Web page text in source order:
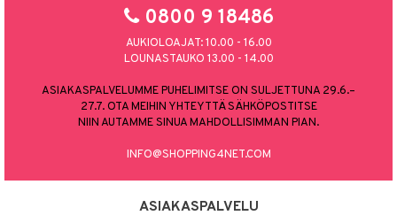
0800 9 18486
AUKIOLOAJAT: 10.00 - 16.00
LOUNASTAUKO 13.00 - 14.00
ASIAKASPALVELUMME PUHELIMITSE ON SULJETTUNA 29.6.–
27.7. OTA MEIHIN YHTEYTTÄ SÄHKÖPOSTITSE
NIIN AUTAMME SINUA MAHDOLLISIMMAN PIAN.
INFO@SHOPPING4NET.COM
ASIAKASPALVELU